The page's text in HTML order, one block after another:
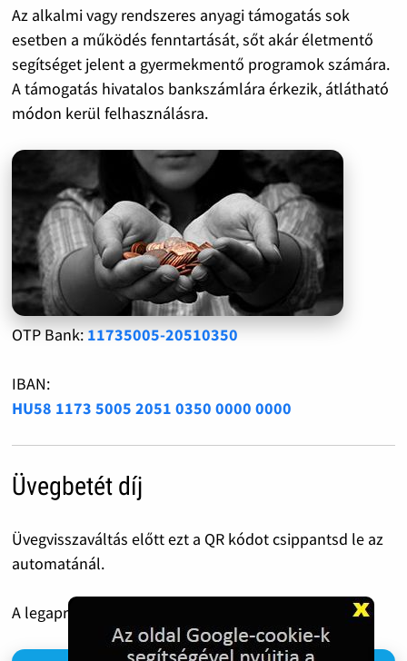
Az alkalmi vagy rendszeres anyagi támogatás sok
esetben a működés fenntartását, sőt akár életmentő
segítséget jelent a gyermekmentő programok számára.
A támogatás hivatalos bankszámlára érkezik, átlátható
módon kerül felhasználásra.
OTP Bank: 11735005-20510350
IBAN:
HU58 1173 5005 2051 0350 0000 0000
Üvegbetét díj
Üvegvisszaváltás előtt ezt a QR kódot csippantsd le az
automatánál.
A legapróbb 50 Forint is óriási segítség!